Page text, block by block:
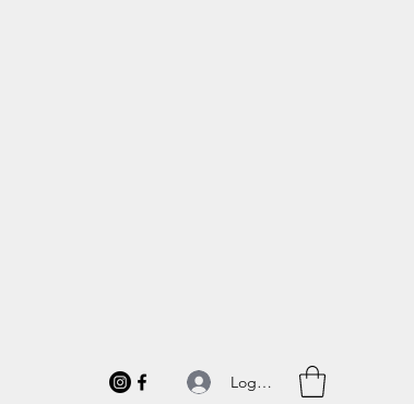
Logg inn